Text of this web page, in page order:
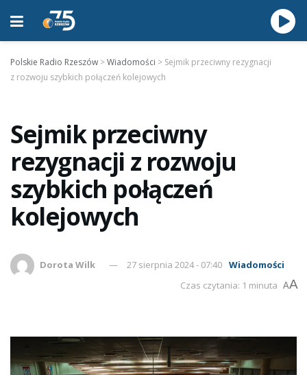
Polskie Radio Rzeszów >Wiadomości > Sejmik przeciwny rezygnacji
z rozwoju szybkich połączeń kolejowych
Sejmik przeciwny
rezygnacji z rozwoju
szybkich połączeń
kolejowych
Dorota Wilk 27 sierpnia 2024 - 07:40 Wiadomości
Czas czytania: 1 minuta AA